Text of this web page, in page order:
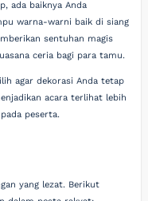
ada baiknya Anda
warna-warni baik di siang
sentuhan magis
ceria bagi para tamu.
agar dekorasi Anda tetap
acara terlihat lebih
peserta.
yang lezat. Berikut